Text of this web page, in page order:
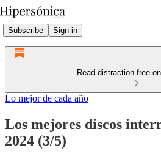
Subscribe Sign in
Read distraction-free
Lo mejor de cada año
Los mejores discos
2024 (3/5)